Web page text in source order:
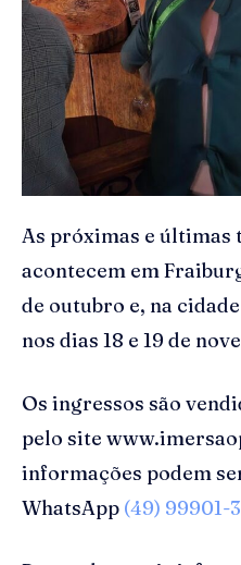
As próximas e últimas
acontecem em
de outubro e, na
nos dias 18 e 19 de
Os ingressos são
pelo site
informações podem
WhatsApp (49) 99901-